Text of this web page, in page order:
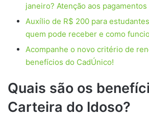
janeiro? Atenção aos
Auxílio de R$ 200 para
quem pode receber e como
Acompanhe o novo critério de
benefícios do CadÚnico!
Quais são os
Carteira do Idoso?